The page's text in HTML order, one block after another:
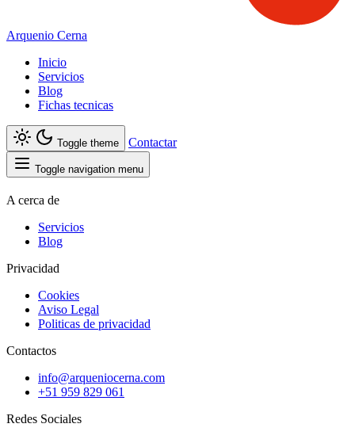
Arquenio Cerna
Inicio
Servicios
Blog
Fichas tecnicas
Toggle theme Contactar
Toggle navigation menu
A cerca de
Servicios
Blog
Privacidad
Cookies
Aviso Legal
Politicas de privacidad
Contactos
info@arqueniocerna.com
+51 959 829 061
Redes Sociales